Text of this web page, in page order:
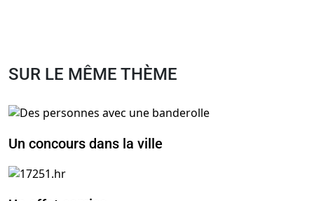
SUR LE MÊME THÈME
Un concours dans la ville